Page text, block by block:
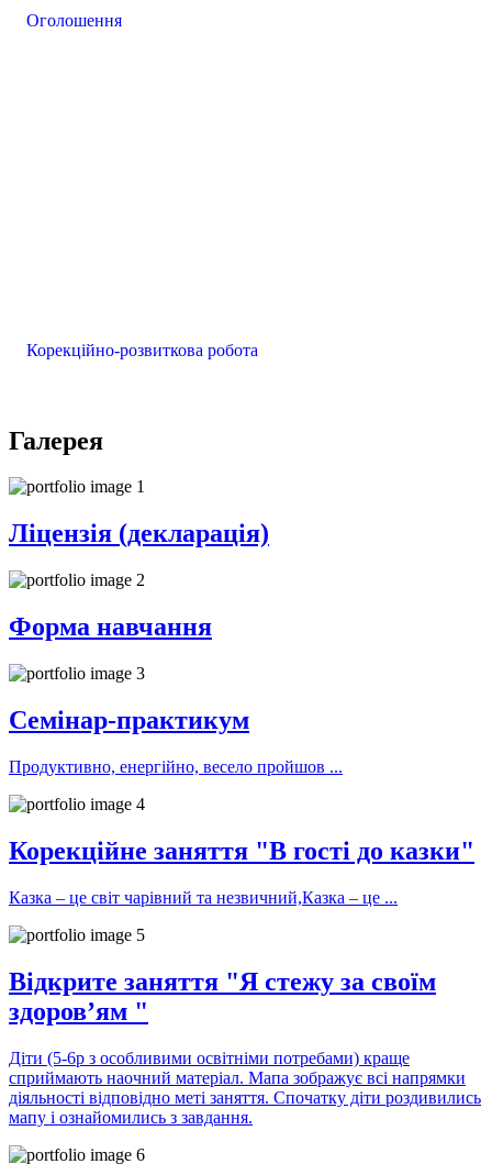
Оголошення
Корекційно-розвиткова робота
Галерея
Ліцензія (декларація)
Форма навчання
Семінар-практикум
Продуктивно, енергійно, весело пройшов ...
Корекційне заняття "В гості до казки"
Казка – це світ чарівний та незвичний,Казка – це ...
Відкрите заняття "Я стежу за своїм
здоров’ям "
Діти (5-6р з особливими освітніми потребами) краще
сприймають наочний матеріал. Мапа зображує всі напрямки
діяльності відповідно меті заняття. Спочатку діти роздивились
мапу і ознайомились з завдання.